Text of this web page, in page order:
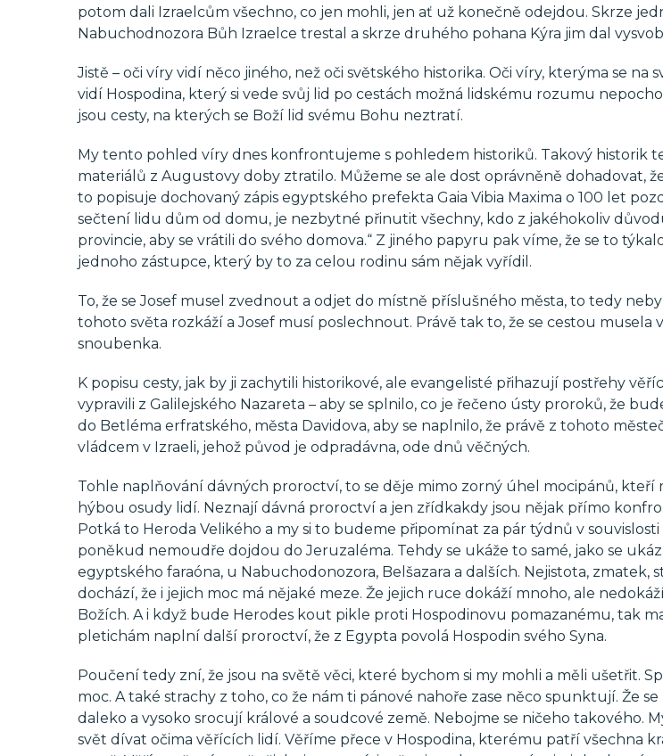
potom dali Izraelcům všechno, co jen mohli, jen ať už konečně odejdou. Skrze
Nabuchodnozora Bůh Izraelce trestal a skrze druhého pohana Kýra jim dal
Jistě – oči víry vidí něco jiného, než oči světského historika. Oči víry, kterýma se na
vidí Hospodina, který si vede svůj lid po cestách možná lidskému rozumu
jsou cesty, na kterých se Boží lid svému Bohu neztratí.
My tento pohled víry dnes konfrontujeme s pohledem historiků. Takový historik
materiálů z Augustovy doby ztratilo. Můžeme se ale dost oprávněně dohadovat,
to popisuje dochovaný zápis egyptského prefekta Gaia Vibia Maxima o 100 let
sečtení lidu dům od domu, je nezbytné přinutit všechny, kdo z jakéhokoliv
provincie, aby se vrátili do svého domova.“ Z jiného papyru pak víme, že se to
jednoho zástupce, který by to za celou rodinu sám nějak vyřídil.
To, že se Josef musel zvednout a odjet do místně příslušného města, to tedy
tohoto světa rozkáží a Josef musí poslechnout. Právě tak to, že se cestou musela
snoubenka.
K popisu cesty, jak by ji zachytili historikové, ale evangelisté přihazují postřehy
vypravili z Galilejského Nazareta – aby se splnilo, co je řečeno ústy proroků, že
do Betléma erfratského, města Davidova, aby se naplnilo, že právě z tohoto
vládcem v Izraeli, jehož původ je odpradávna, ode dnů věčných.
Tohle naplňování dávných proroctví, to se děje mimo zorný úhel mocipánů, kteří
hýbou osudy lidí. Neznají dávná proroctví a jen zřídkakdy jsou nějak přímo
Potká to Heroda Velikého a my si to budeme připomínat za pár týdnů v
poněkud nemoudře dojdou do Jeruzaléma. Tehdy se ukáže to samé, jako se
egyptského faraóna, u Nabuchodonozora, Belšazara a dalších. Nejistota, zmatek,
dochází, že i jejich moc má nějaké meze. Že jejich ruce dokáží mnoho, ale
Božích. A i když bude Herodes kout pikle proti Hospodinovu pomazanému, tak
pletichám naplní další proroctví, že z Egypta povolá Hospodin svého Syna.
Poučení tedy zní, že jsou na světě věci, které bychom si my mohli a měli ušetřit.
moc. A také strachy z toho, co že nám ti pánové nahoře zase něco spunktují. Že
daleko a vysoko srocují králové a soudcové země. Nebojme se ničeho takového.
svět dívat očima věřících lidí. Věříme přece v Hospodina, kterému patří všechna